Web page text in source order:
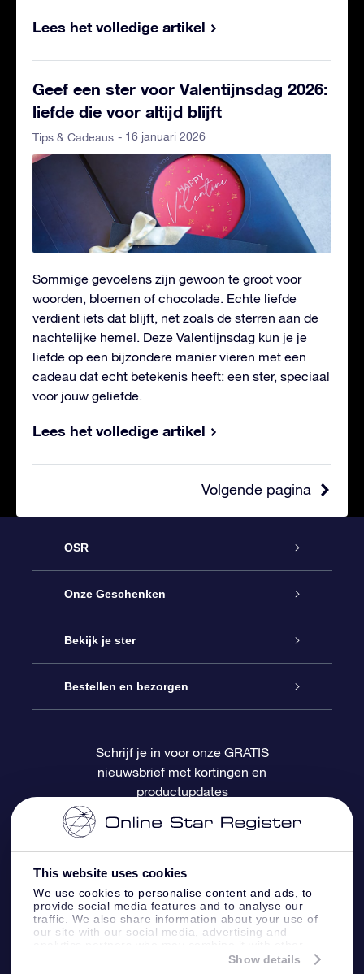
This website uses cookies
We use cookies to personalise content and ads, to
provide social media features and to analyse our
traffic. We also share information about your use of
our site with our social media, advertising and
information that you’ve provided to them or that
Show details
Lees het volledige artikel
Geef een ster voor Valentijnsdag 2026:
liefde die voor altijd blijft
Tips & Cadeaus - 16 januari 2026
Sommige gevoelens zijn gewoon te groot voor
woorden, bloemen of chocolade. Echte liefde
verdient iets dat blijft, net zoals de sterren aan de
nachtelijke hemel. Deze Valentijnsdag kun je je
liefde op een bijzondere manier vieren met een
cadeau dat echt betekenis heeft: een ster, speciaal
voor jouw geliefde.
Lees het volledige artikel
Volgende pagina
OSR
Service
Contact
Blog
OSR Recensies
Onze Geschenken
Online Star Gift
OSR Cadeaupakket
OSR Cadeaukaart
Relatiegeschenken
Bekijk je ster
Sterrenregister
Gepersonaliseerde sterrenpagina
One Million Stars
OSR Starsaver
Fly me to the Stars App
Bestellen en bezorgen
Betalingsinformatie
Verzendinformatie
Retourbeleid
Constellaties
Schrijf je in voor onze GRATIS
nieuwsbrief met kortingen en
productupdates